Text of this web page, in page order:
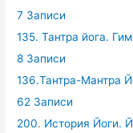
7 Записи
135. Тантра йога.
8 Записи
136.Тантра-Мантра
62 Записи
200. История Йоги.